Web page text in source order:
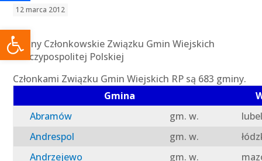
Otwórz pasek narzędzi
12 marca 2012
Gminy Członkowskie Związku Gmin Wiejskich
Rzeczypospolitej Polskiej
Członkami Związku Gmin Wiejskich RP są 683 gminy.
Gmina
Abramów
gm. w.
Andrespol
gm. w.
Andrzejewo
gm. w.